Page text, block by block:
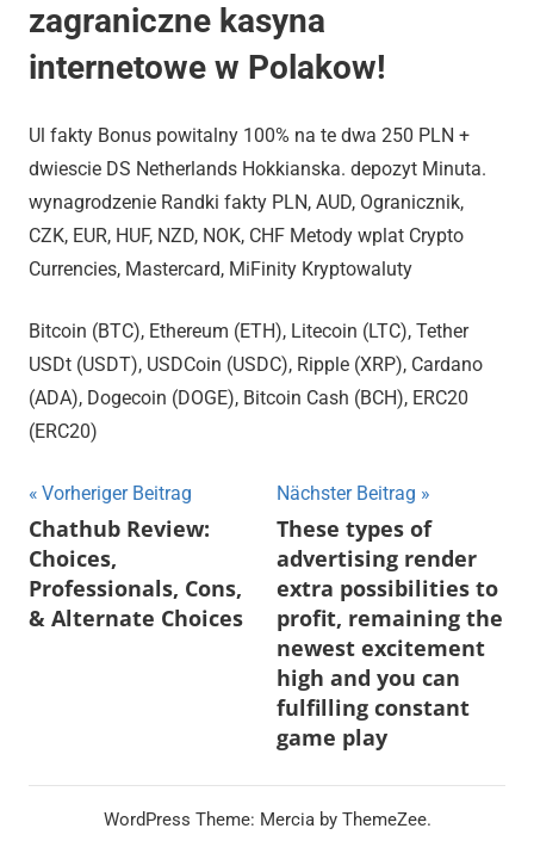
zagraniczne kasyna
internetowe w Polakow!
Ul fakty Bonus powitalny 100% na te dwa 250 PLN +
dwiescie DS Netherlands Hokkianska. depozyt Minuta.
wynagrodzenie Randki fakty PLN, AUD, Ogranicznik,
CZK, EUR, HUF, NZD, NOK, CHF Metody wplat Crypto
Currencies, Mastercard, MiFinity Kryptowaluty
Bitcoin (BTC), Ethereum (ETH), Litecoin (LTC), Tether
USDt (USDT), USDCoin (USDC), Ripple (XRP), Cardano
(ADA), Dogecoin (DOGE), Bitcoin Cash (BCH), ERC20
(ERC20)
Beitragsnavigation
Vorheriger Beitrag
Chathub Review:
Choices,
Professionals, Cons,
& Alternate Choices
Nächster Beitrag
These types of
advertising render
extra possibilities to
profit, remaining the
newest excitement
high and you can
fulfilling constant
game play
WordPress Theme: Mercia by ThemeZee.